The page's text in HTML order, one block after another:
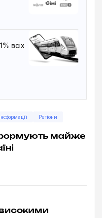
всіх
Регіони
майже